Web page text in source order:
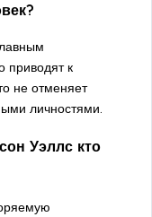
приводят к
не отменяет
личностями.
Уэллс кто